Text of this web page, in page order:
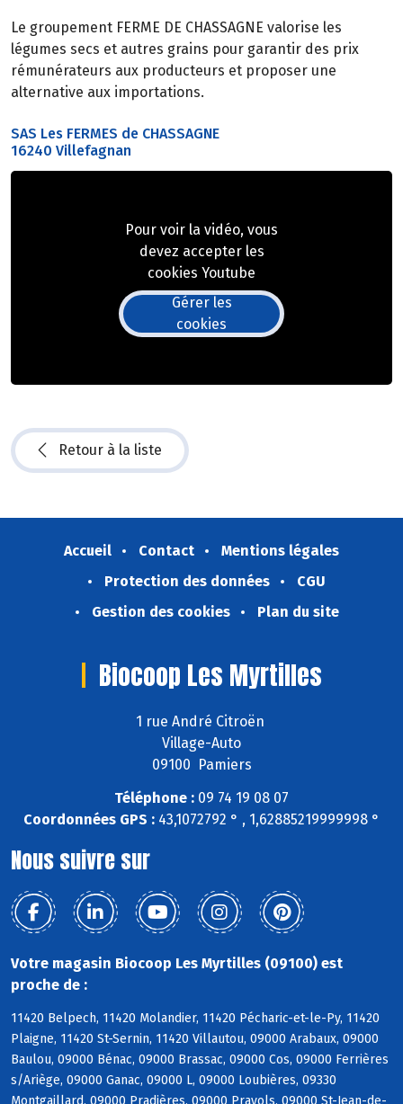
Le groupement FERME DE CHASSAGNE valorise les
légumes secs et autres grains pour garantir des prix
rémunérateurs aux producteurs et proposer une
alternative aux importations.
SAS Les FERMES de CHASSAGNE
16240 Villefagnan
Pour voir la vidéo, vous
devez accepter les
cookies Youtube
Gérer les
cookies
Retour à la liste
Accueil Contact
Mentions légales
Protection des données
CGU
Gestion des cookies
Plan du site
Biocoop Les Myrtilles
1 rue André Citroën
Village-Auto
09100 Pamiers
Téléphone : 09 74 19 08 07
Coordonnées GPS : 43,1072792 ° , 1,62885219999998 °
Nous suivre sur
Votre magasin Biocoop Les Myrtilles (09100) est
proche de :
11420 Belpech, 11420 Molandier, 11420 Pécharic-et-le-Py, 11420
Plaigne, 11420 St-Sernin, 11420 Villautou, 09000 Arabaux, 09000
Baulou, 09000 Bénac, 09000 Brassac, 09000 Cos, 09000 Ferrières
s/Ariège, 09000 Ganac, 09000 L, 09000 Loubières, 09330
Montgaillard, 09000 Pradières, 09000 Prayols, 09000 St-Jean-de-